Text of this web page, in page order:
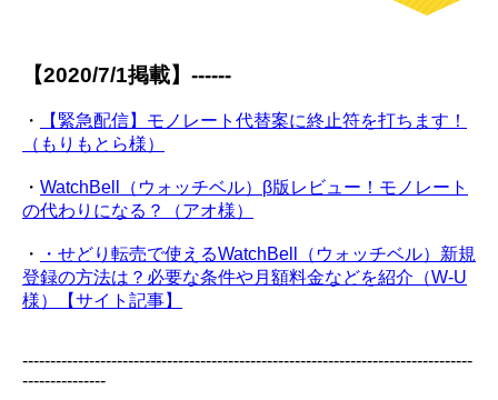
【2020/7/1掲載】------
・
【緊急配信】モノレート代替案に終止符を打ちます！
（もりもとら様）
・ WatchBell（ウォッチベル）β版レビュー！モノレート
の代わりになる？（アオ様）
・
・せどり転売で使えるWatchBell（ウォッチベル）新規
登録の方法は？必要な条件や月額料金などを紹介（W-U
様）【サイト記事】
---------------------------------------------------------------------------------
---------------